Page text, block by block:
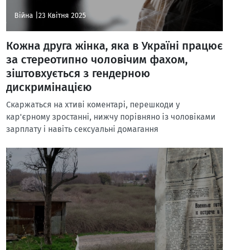
Війна | 23 Квітня 2025
Кожна друга жінка, яка в Україні працює
за стереотипно чоловічим фахом,
зіштовхується з гендерною
дискримінацією
Скаржаться на хтиві коментарі, перешкоди у
кар'єрному зростанні, нижчу порівняно із чоловіками
зарплату і навіть сексуальні домагання